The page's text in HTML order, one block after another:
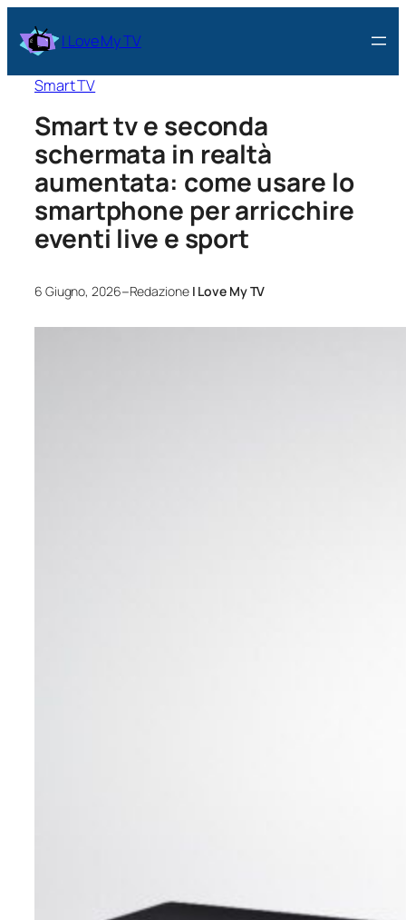
I Love My TV
Smart TV
Smart tv e seconda
schermata in realtà
aumentata: come usare lo
smartphone per arricchire
eventi live e sport
6 Giugno, 2026–Redazione I Love My TV